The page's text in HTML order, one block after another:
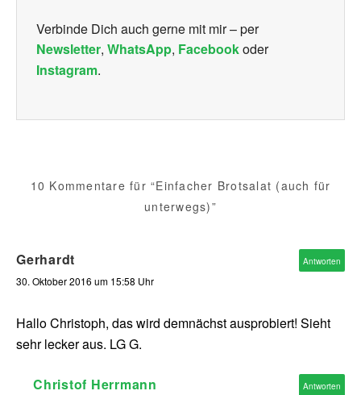
Verbinde Dich auch gerne mit mir – per
Newsletter, WhatsApp, Facebookoder
Instagram.
10 Kommentare für “Einfacher Brotsalat (auch für
unterwegs)”
Gerhardt
30. Oktober 2016 um 15:58 Uhr
Hallo Christoph, das wird demnächst ausprobiert! Sieht
sehr lecker aus. LG G.
Antworten
Christof Herrmann Antworten